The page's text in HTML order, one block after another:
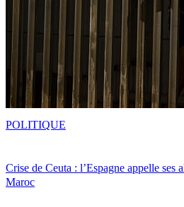
Crise de Ceuta : l’Espagne appelle ses
Maroc
POLITIQUE